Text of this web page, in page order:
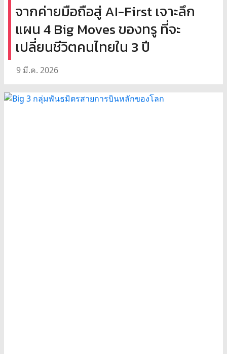
จากค่ายมือถือสู่ AI-First เจาะลึก
แผน 4 Big Moves ของทรู ที่จะ
เปลี่ยนชีวิตคนไทยใน 3 ปี
9 มี.ค. 2026